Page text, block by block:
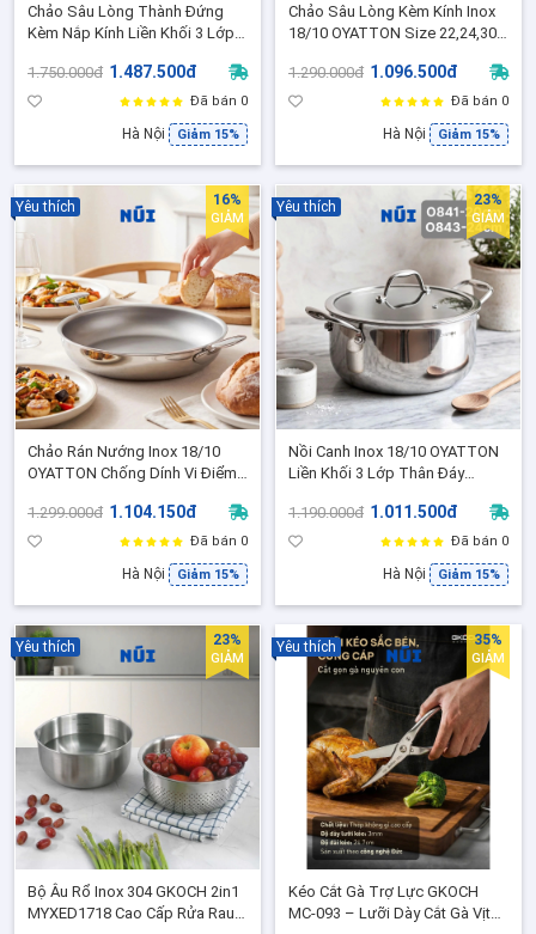
Chảo Sâu Lòng Thành Đứng
Kèm Nắp Kính Liền Khối 3 Lớp
26,Chống Dính Vi Điểm - O844
1.750.000đ 1.487.500đ
Đã bán 0
Hà Nội Giảm 15%
Chảo Sâu Lòng Kèm Kính Inox
18/10 OYATTON Size 22,24,30
Không Cần Canh Nhiệt
1.290.000đ 1.096.500đ
Đã bán 0
Hà Nội Giảm 15%
Chảo Rán Nướng Inox 18/10
OYATTON Chống Dính Vi Điểm,
30cm, Phù Hợp mọi loại bếp
1.299.000đ 1.104.150đ
Đã bán 0
Hà Nội Giảm 15%
Yêu thích 16%
GIẢM
Nồi Canh Inox 18/10 OYATTON
Liền Khối 3 Lớp Thân Đáy
Dùng Mọi Loại Bếp
1.190.000đ 1.011.500đ
Đã bán 0
Hà Nội Giảm 15%
Yêu thích 23%
GIẢM
Bộ Âu Rổ Inox 304 GKOCH 2in1
MYXED1718 Cao Cấp Rửa Rau,
Yêu thích 23%
GIẢM
Kéo Cắt Gà Trợ Lực GKOCH
MC-093 – Lưỡi Dày Cắt Gà Vịt
Yêu thích 35%
GIẢM